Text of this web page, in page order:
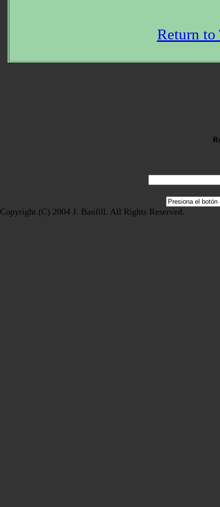
Return to
Copyright (C) 2004 J. Banfill. All Rights Reserved.